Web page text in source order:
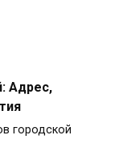
Адрес,
городской